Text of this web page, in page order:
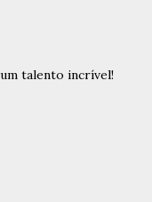
talento incrível!